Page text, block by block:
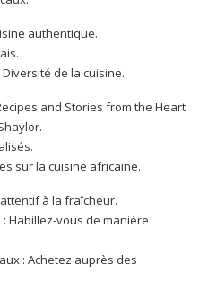
authentique.
de la cuisine.
and Stories from the Heart
sur la cuisine africaine.
à la fraîcheur.
Habillez-vous de manière
: Achetez auprès des